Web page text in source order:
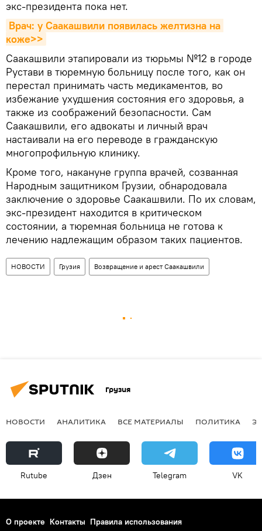
экс-президента пока нет.
Врач: у Саакашвили появилась желтизна на
коже>>
Саакашвили этапировали из тюрьмы №12 в городе
Рустави в тюремную больницу после того, как он
перестал принимать часть медикаментов, во
избежание ухудшения состояния его здоровья, а
также из соображений безопасности. Сам
Саакашвили, его адвокаты и личный врач
настаивали на его переводе в гражданскую
многопрофильную клинику.
Кроме того, накануне группа врачей, созванная
Народным защитником Грузии, обнародовала
заключение о здоровье Саакашвили. По их словам,
экс-президент находится в критическом
состоянии, а тюремная больница не готова к
лечению надлежащим образом таких пациентов.
НОВОСТИ Грузия Возвращение и арест Саакашвили
Грузия
НОВОСТИ АНАЛИТИКА ВСЕ МАТЕРИАЛЫ ПОЛИТИКА
Rutube Дзен Telegram VK
О проекте Контакты Правила использования